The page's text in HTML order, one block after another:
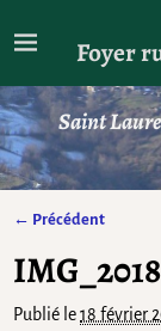
Foyer
Saint
← Précédent
Publié le18 février